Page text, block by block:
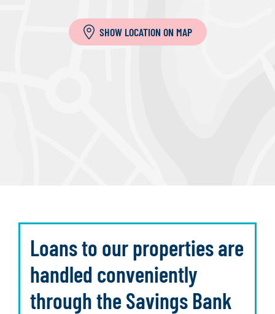
SHOW LOCATION ON MAP
Loans to our properties are
handled conveniently
through the Savings Bank